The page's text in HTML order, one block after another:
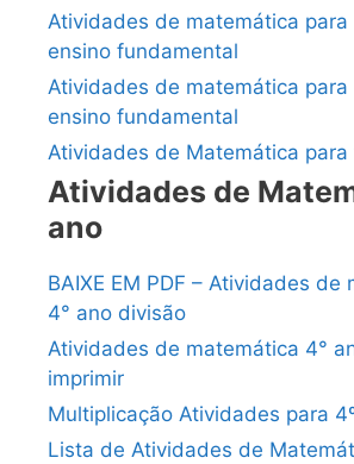
Atividades de matemática para
ensino fundamental
Atividades de matemática para
ensino fundamental
Atividades de Matemática para
Atividades de
ano
BAIXE EM PDF – Atividades de
4° ano divisão
Atividades de matemática 4°
imprimir
Multiplicação Atividades para
Lista de Atividades de